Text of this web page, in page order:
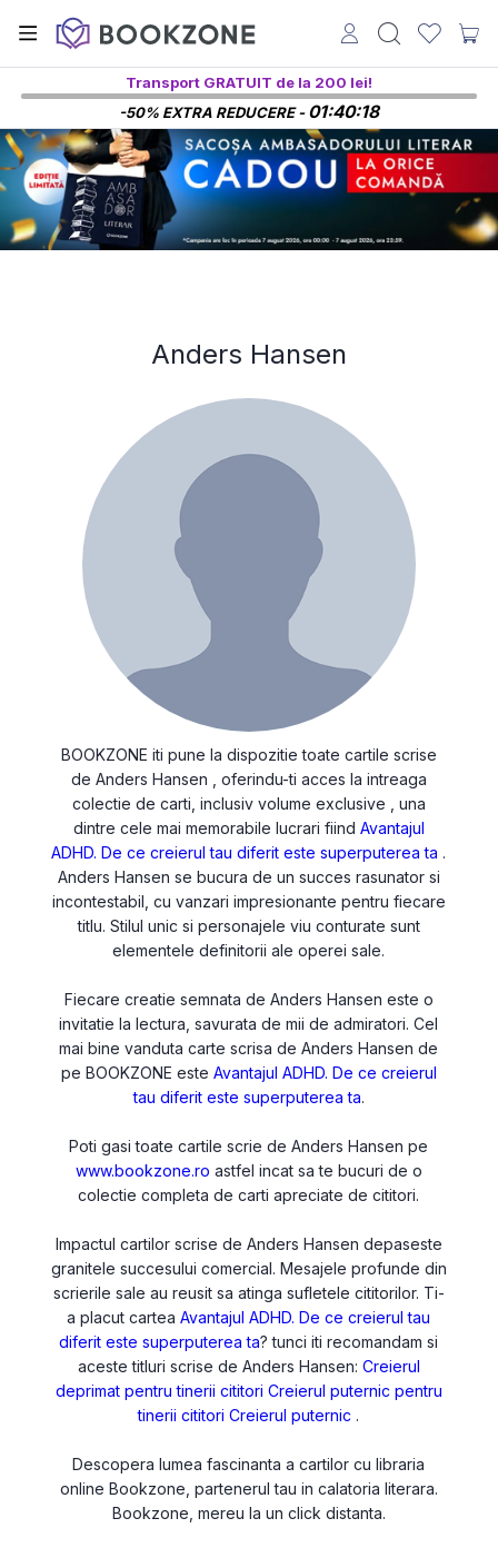
Transport GRATUIT de la 200 lei!
-50% EXTRA REDUCERE -01:40:17
Anders Hansen
BOOKZONE iti pune la dispozitie toate cartile scrise
de Anders Hansen , oferindu-ti acces la intreaga
colectie de carti, inclusiv volume exclusive , una
dintre cele mai memorabile lucrari fiind Avantajul
ADHD. De ce creierul tau diferit este superputerea ta .
Anders Hansen se bucura de un succes rasunator si
incontestabil, cu vanzari impresionante pentru fiecare
titlu. Stilul unic si personajele viu conturate sunt
elementele definitorii ale operei sale.
Fiecare creatie semnata de Anders Hansen este o
invitatie la lectura, savurata de mii de admiratori. Cel
mai bine vanduta carte scrisa de Anders Hansen de
pe BOOKZONE este Avantajul ADHD. De ce creierul
tau diferit este superputerea ta.
Poti gasi toate cartile scrie de Anders Hansen pe
www.bookzone.ro astfel incat sa te bucuri de o
colectie completa de carti apreciate de cititori.
Impactul cartilor scrise de Anders Hansen depaseste
granitele succesului comercial. Mesajele profunde din
scrierile sale au reusit sa atinga sufletele cititorilor. Ti-
a placut carteaAvantajul ADHD. De ce creierul tau
diferit este superputerea ta? tunci iti recomandam si
aceste titluri scrise de Anders Hansen: Creierul
deprimat pentru tinerii cititori Creierul puternic pentru
tinerii cititori Creierul puternic .
Descopera lumea fascinanta a cartilor cu libraria
online Bookzone, partenerul tau in calatoria literara.
Bookzone, mereu la un click distanta.